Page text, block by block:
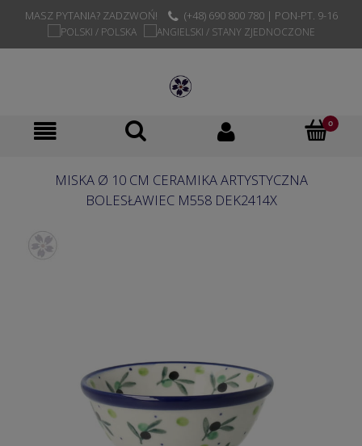
MASZ PYTANIA? ZADZWOŃ! (+48) 690 800 780 | PON-PT. 9-16
MISKA Ø 10 CM CERAMIKA ARTYSTYCZNA
BOLESŁAWIEC M558 DEK2414X